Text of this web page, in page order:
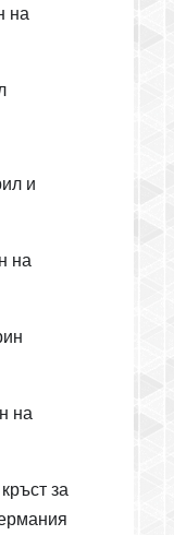
на
и
на
на
за